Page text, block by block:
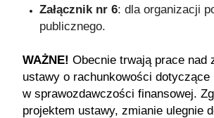
Załącznik nr 6: dla organizacji
publicznego.
WAŻNE! Obecnie trwają prace nad
ustawy o rachunkowości dotyczące
w sprawozdawczości finansowej.
projektem ustawy, zmianie ulegnie